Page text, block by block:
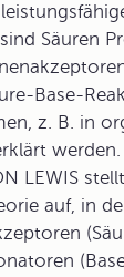
Säuren
Base-
z. B. in
werden.
LEWIS
auf, in